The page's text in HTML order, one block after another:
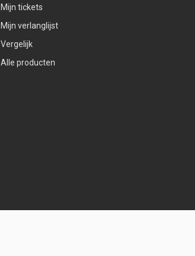
Mijn tickets
Mijn verlanglijst
Vergelijk
Alle producten